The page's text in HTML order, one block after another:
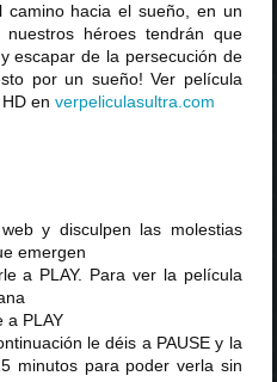
camino hacia el sueño, en un
héroes tendrán que
escapar de la persecución de
por un sueño! Ver película
HD enverpeliculasultra .com
y disculpen las molestias
emergen
a PLAY. Para ver la película
a PLAY
le déis a PAUSE y la
minutos para poder verla sin